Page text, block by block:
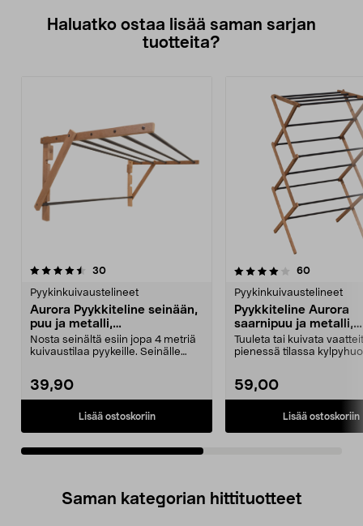
Haluatko ostaa lisää saman sarjan
tuotteita?
30arvostelut
Pyykinkuivaustelineet
Aurora Pyykkiteline seinään,
puu ja metalli,
kokoontaitettava
Nosta seinältä esiin jopa 4 metriä
kuivaustilaa pyykeille. Seinälle
39,90
Lisää ostoskoriin
4.0viidestä
60arvostelut
Pyykinkuivaustelineet
Pyykkiteline Aurora
saarnipuu ja metalli,
kokoontaitettava
Tuuleta tai kuivata
pienessä tilassa
59,00
Lisää ostoskoriin
0.0 viidestä
Saman kategorian hittituotteet